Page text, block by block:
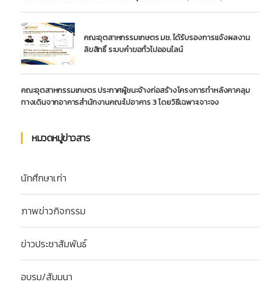
คณะอุตสาหกรรมเกษตร มช. ได้รับรองการแจ้งผลงาน
ลิขสิทธิ์ ระบบคำขอทั่วไปออนไลน์
คณะอุตสาหกรรมเกษตร ประกาศผู้ชนะจ้างก่อสร้างโครงการทำหลังคาคลุม
ทางเดินจากอาคารสำนักงานคณะไปอาคาร 3 โดยวิธีเฉพาะเจาะจง
หมวดหมู่ข่าวสาร
นักศึกษาเก่า
ภาพข่าวกิจกรรม
ข่าวประชาสัมพันธ์
อบรม/สัมมนา